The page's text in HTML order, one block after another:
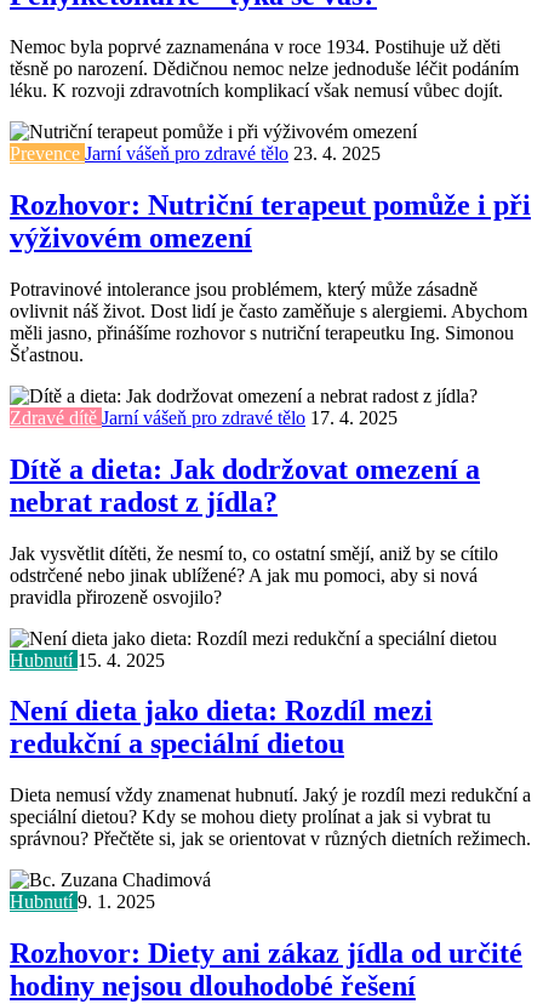
Nemoc byla poprvé zaznamenána v roce 1934. Postihuje už děti
těsně po narození. Dědičnou nemoc nelze jednoduše léčit podáním
léku. K rozvoji zdravotních komplikací však nemusí vůbec dojít.
Prevence Jarní vášeň pro zdravé tělo 23. 4. 2025
Rozhovor: Nutriční terapeut pomůže i při
výživovém omezení
Potravinové intolerance jsou problémem, který může zásadně
ovlivnit náš život. Dost lidí je často zaměňuje s alergiemi. Abychom
měli jasno, přinášíme rozhovor s nutriční terapeutku Ing. Simonou
Šťastnou.
Zdravé dítě Jarní vášeň pro zdravé tělo 17. 4. 2025
Dítě a dieta: Jak dodržovat omezení a
nebrat radost z jídla?
Jak vysvětlit dítěti, že nesmí to, co ostatní smějí, aniž by se cítilo
odstrčené nebo jinak ublížené? A jak mu pomoci, aby si nová
pravidla přirozeně osvojilo?
Hubnutí 15. 4. 2025
Není dieta jako dieta: Rozdíl mezi
redukční a speciální dietou
Dieta nemusí vždy znamenat hubnutí. Jaký je rozdíl mezi redukční a
speciální dietou? Kdy se mohou diety prolínat a jak si vybrat tu
správnou? Přečtěte si, jak se orientovat v různých dietních režimech.
Hubnutí9. 1. 2025
Rozhovor: Diety ani zákaz jídla od určité
hodiny nejsou dlouhodobé řešení